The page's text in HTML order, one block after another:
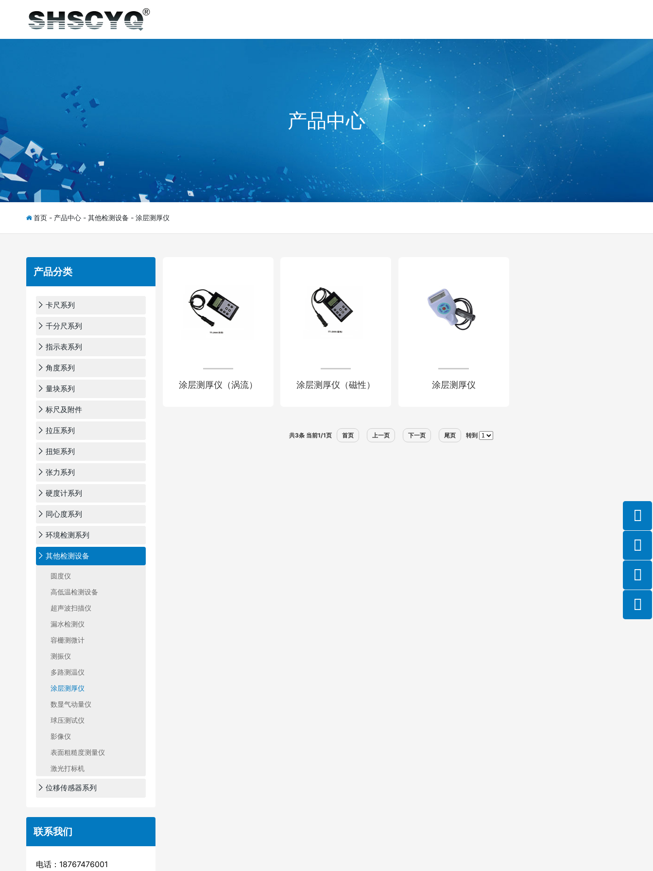
产品中心
首页 - 产品中心 - 其他检测设备 - 涂层测厚仪
产品分类
卡尺系列
千分尺系列
指示表系列
角度系列
量块系列
标尺及附件
拉压系列
扭矩系列
张力系列
硬度计系列
同心度系列
环境检测系列
其他检测设备
圆度仪
高低温检测设备
超声波扫描仪
漏水检测仪
容栅测微计
测振仪
多路测温仪
涂层测厚仪
数显气动量仪
球压测试仪
影像仪
表面粗糙度测量仪
激光打标机
位移传感器系列
联系我们
电话：18767476001
涂层测厚仪（涡流） 涂层测厚仪（磁性） 涂层测厚仪
共3条 当前1/1页 首页 上一页 下一页 尾页 转到